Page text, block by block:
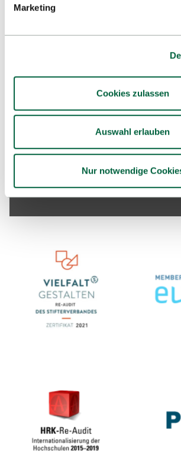
Marketing
Cookies zulassen
Auswahl erlauben
Nur notwendige
Unsere Stellenangebote
Impressum
Barrierefreiheit Sitemap
Kontakt & Anfahrt